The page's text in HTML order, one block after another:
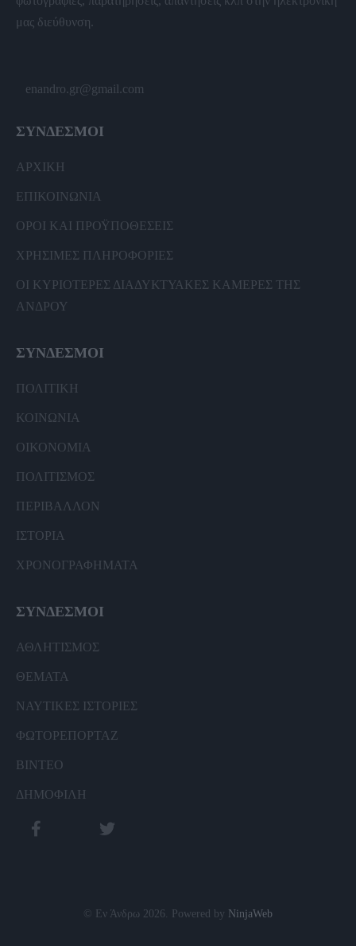
μας διεύθυνση.
enandro.gr@gmail.com
ΣΥΝΔΕΣΜΟΙ
ΑΡΧΙΚΗ
ΕΠΙΚΟΙΝΩΝΙΑ
ΟΡΟΙ ΚΑΙ ΠΡΟΫΠΟΘΕΣΕΙΣ
ΧΡΗΣΙΜΕΣ ΠΛΗΡΟΦΟΡΙΕΣ
ΟΙ ΚΥΡΙΟΤΕΡΕΣ ΔΙΑΔΥΚΤΥΑΚΕΣ ΚΑΜΕΡΕΣ ΤΗΣ
ΑΝΔΡΟΥ
ΣΥΝΔΕΣΜΟΙ
ΠΟΛΙΤΙΚΗ
ΚΟΙΝΩΝΙΑ
ΟΙΚΟΝΟΜΙΑ
ΠΟΛΙΤΙΣΜΟΣ
ΠΕΡΙΒΑΛΛΟΝ
ΙΣΤΟΡΙΑ
ΧΡΟΝΟΓΡΑΦΗΜΑΤΑ
ΣΥΝΔΕΣΜΟΙ
ΑΘΛΗΤΙΣΜΟΣ
ΘΕΜΑΤΑ
ΝΑΥΤΙΚΕΣ ΙΣΤΟΡΙΕΣ
ΦΩΤΟΡΕΠΟΡΤΑΖ
ΒΙΝΤΕΟ
ΔΗΜΟΦΙΛΗ
© Εν Άνδρω 2026. Powered by NinjaWeb